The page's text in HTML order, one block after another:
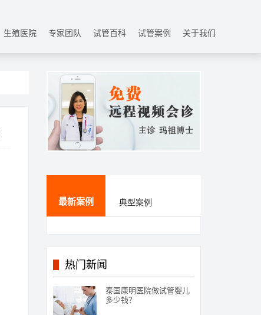
生殖医院 专家团队 试管百科 试管案例 关于我们
最新案例 典型案例
热门新闻
泰国康明医院做试管婴儿
多少钱？